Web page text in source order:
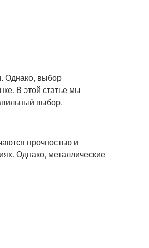
Однако, выбор
В этой статье мы
выбор.
прочностью и
Однако, металлические